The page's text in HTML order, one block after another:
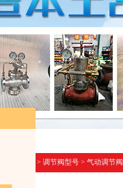
> 调节阀型号> 气动调节阀